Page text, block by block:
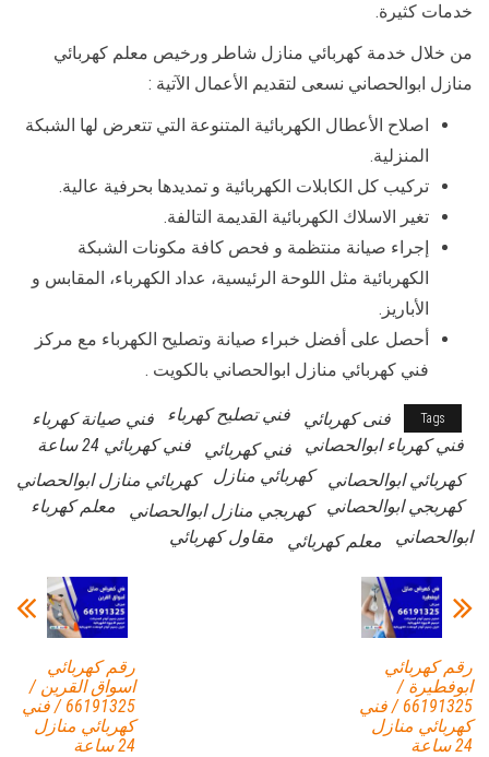
خدمات كثيرة.
من خلال خدمة كهربائي منازل شاطر ورخيص معلم كهربائي
منازل ابوالحصاني نسعى لتقديم الأعمال الآتية :
اصلاح الأعطال الكهربائية المتنوعة التي تتعرض لها الشبكة
المنزلية.
تركيب كل الكابلات الكهربائية و تمديدها بحرفية عالية.
تغير الاسلاك الكهربائية القديمة التالفة.
إجراء صيانة منتظمة و فحص كافة مكونات الشبكة
الكهربائية مثل اللوحة الرئيسية، عداد الكهرباء، المقابس و
الأباريز.
أحصل على أفضل خبراء صيانة وتصليح الكهرباء مع مركز
فني كهربائي منازل ابوالحصاني بالكويت .
Tags فنى كهربائي فني تصليح كهرباء
فني صيانة كهرباء
فني كهرباء ابوالحصاني
فني كهربائي
فني كهربائي 24 ساعة
كهربائي ابوالحصاني
كهربائي منازل
كهربائي منازل ابوالحصاني
كهربجي ابوالحصاني
كهربجي منازل ابوالحصاني
معلم كهرباء
ابوالحصاني
معلم كهربائي مقاول كهربائي
رقم كهربائي
اسواق القرين /
66191325 / فني
كهربائي منازل
24 ساعة
رقم كهربائي
ابوفطيرة /
66191325 / فني
كهربائي منازل
24 ساعة